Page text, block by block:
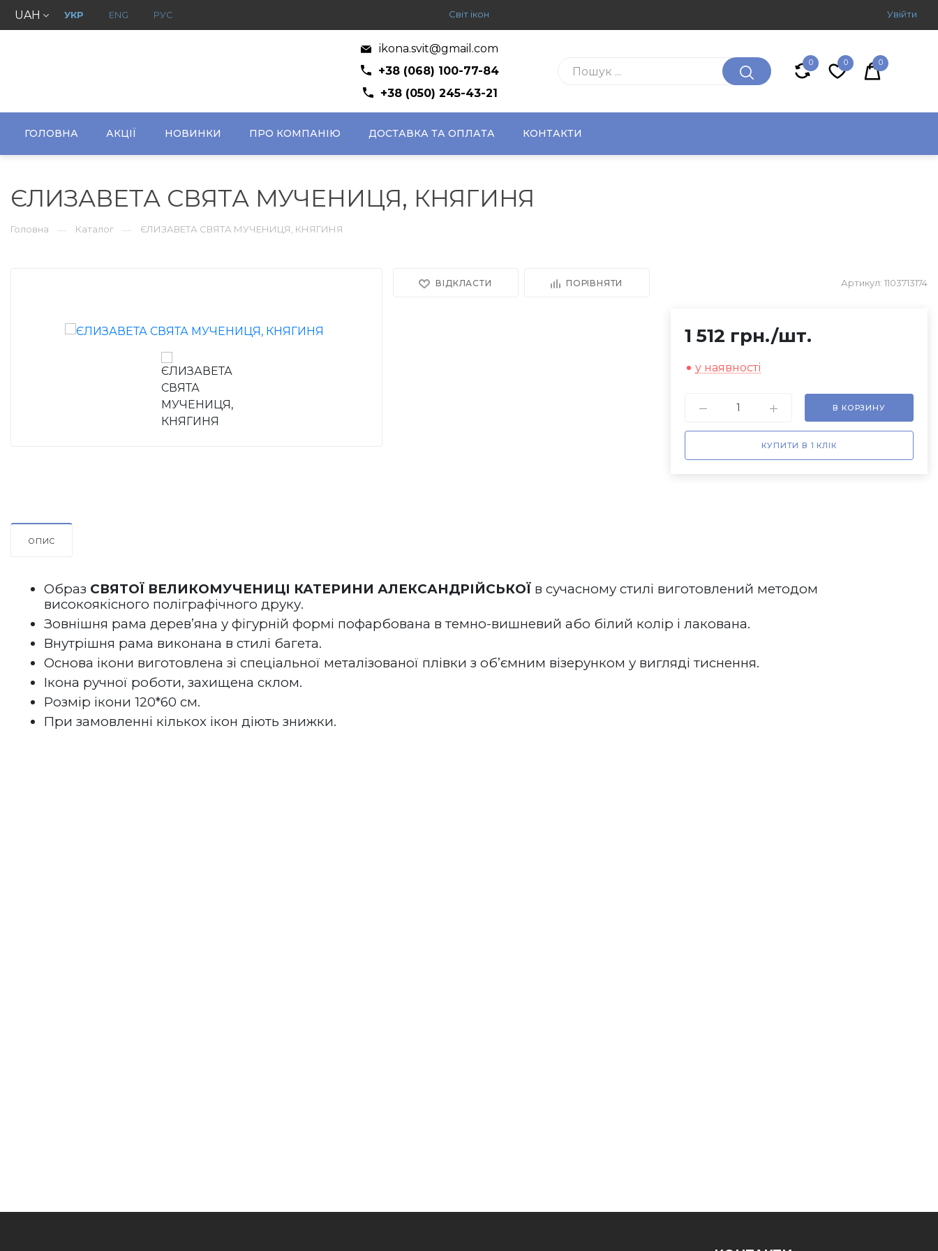
UAH УКР ENG РУС Світ ікон Увiйти
ikona.svit@gmail.com
+38 (068) 100-77-84
+38 (050) 245-43-21
0 0 0
ГОЛОВНА АКЦІЇ НОВИНКИ ПРО КОМПАНІЮ ДОСТАВКА ТА ОПЛАТА КОНТАКТИ
ЄЛИЗАВЕТА СВЯТА МУЧЕНИЦЯ, КНЯГИНЯ
Головна — Каталог — ЄЛИЗАВЕТА СВЯТА МУЧЕНИЦЯ, КНЯГИНЯ
ВІДКЛАСТИ ПОРІВНЯТИ Артикул: 1103713174
1 512 грн./шт.
у наявності
В КОРЗИНУ
КУПИТИ В 1 КЛІК
ОПИС
Образ СВЯТОЇ ВЕЛИКОМУЧЕНИЦІ КАТЕРИНИ АЛЕКСАНДРІЙСЬКОЇ в сучасному стилі виготовлений методом
високоякісного поліграфічного друку.
Зовнішня рама дерев’яна у фігурній формі пофарбована в темно-вишневий або білий колір і лакована.
Внутрішня рама виконана в стилі багета.
Основа ікони виготовлена зі спеціальної металізованої плівки з об’ємним візерунком у вигляді тиснення.
Ікона ручної роботи, захищена склом.
Розмір ікони 120*60 см.
При замовленні кількох ікон діють знижки.